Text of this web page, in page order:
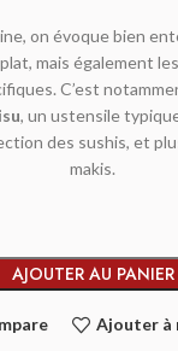
on évoque bien
mais également
C’est
, un ustensile
des sushis, et
makis.
AJOUTER AU PANIER
Ajouter à